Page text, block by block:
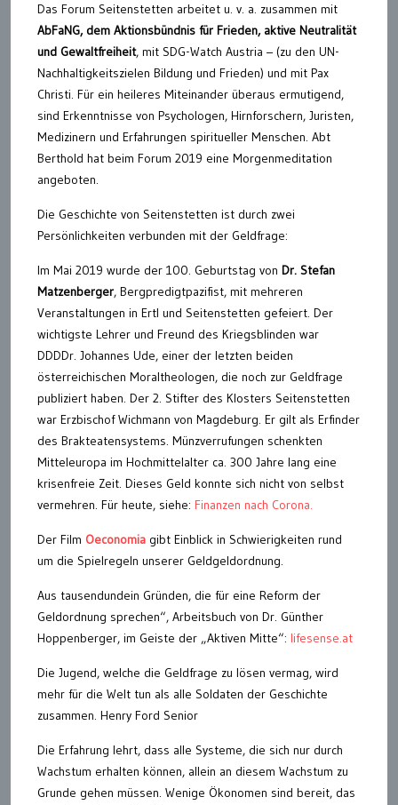
Das Forum Seitenstetten arbeitet u. v. a. zusammen mit
AbFaNG, dem Aktionsbündnis für Frieden, aktive Neutralität
und Gewaltfreiheit, mit SDG-Watch Austria – (zu den UN-
Nachhaltigkeitszielen Bildung und Frieden) und mit Pax
Christi. Für ein heileres Miteinander überaus ermutigend,
sind Erkenntnisse von Psychologen, Hirnforschern, Juristen,
Medizinern und Erfahrungen spiritueller Menschen. Abt
Berthold hat beim Forum 2019 eine Morgenmeditation
angeboten.
Die Geschichte von Seitenstetten ist durch zwei
Persönlichkeiten verbunden mit der Geldfrage:
Im Mai 2019 wurde der 100. Geburtstag von Dr. Stefan
Matzenberger, Bergpredigtpazifist, mit mehreren
Veranstaltungen in Ertl und Seitenstetten gefeiert. Der
wichtigste Lehrer und Freund des Kriegsblinden war
DDDDr. Johannes Ude, einer der letzten beiden
österreichischen Moraltheologen, die noch zur Geldfrage
publiziert haben. Der 2. Stifter des Klosters Seitenstetten
war Erzbischof Wichmann von Magdeburg. Er gilt als Erfinder
des Brakteatensystems. Münzverrufungen schenkten
Mitteleuropa im Hochmittelalter ca. 300 Jahre lang eine
krisenfreie Zeit. Dieses Geld konnte sich nicht von selbst
vermehren. Für heute, siehe: Finanzen nach Corona.
Der Film Oeconomia gibt Einblick in Schwierigkeiten rund
um die Spielregeln unserer Geldgeldordnung.
Aus tausendundein Gründen, die für eine Reform der
Geldordnung sprechen“, Arbeitsbuch von Dr. Günther
Hoppenberger, im Geiste der „Aktiven Mitte“: lifesense.at
Die Jugend, welche die Geldfrage zu lösen vermag, wird
mehr für die Welt tun als alle Soldaten der Geschichte
zusammen. Henry Ford Senior
Die Erfahrung lehrt, dass alle Systeme, die sich nur durch
Wachstum erhalten können, allein an diesem Wachstum zu
Grunde gehen müssen. Wenige Ökonomen sind bereit, das